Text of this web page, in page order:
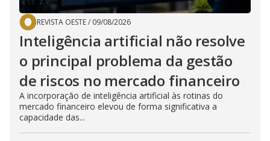
REVISTA OESTE/ 09/08/2026
Inteligência artificial não resolve
o principal problema da gestão
de riscos no mercado financeiro
A incorporação de inteligência artificial às rotinas do
mercado financeiro elevou de forma significativa a
capacidade das...